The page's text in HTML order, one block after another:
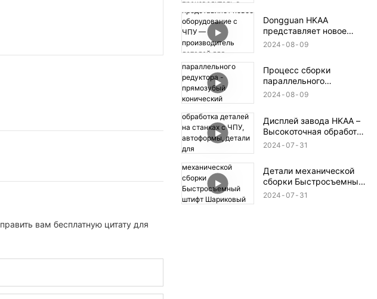
вам бесплатную цитату для
промышленности
Дунгуане
Dongguan HKAA
представляет новое
оборудование с ЧПУ —
2024 08 09
Процесс сборки
параллельного
редуктора - прямозубый
2024 08 09
Дисплей завода HKAA –
Высокоточная обработка
деталей на станках с
оборонной
промышленности
2024 07 31
Детали механической
сборки Быстросъемный
штифт Шариковый
2024 07 31